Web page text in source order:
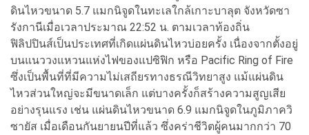
ดินไหวขนาด 5.7 แมกนิจูดในทะเลใกล้เกาะบาลุต จังหวัดซา
รังกานีเมื่อเวลาประมาณ 22:52 น. ตามเวลาท้องถิ่น
ฟิลิปปินส์เป็นประเทศที่เกิดแผ่นดินไหวบ่อยครั้ง เนื่องจากตั้งอยู่
บนแนววงแหวนแห่งไฟของแปซิฟิก หรือ Pacific Ring of Fire
ซึ่งเป็นพื้นที่ที่มีความไม่เสถียรทางธรณีวิทยาสูง แม้แผ่นดิน
ไหวส่วนใหญ่จะมีขนาดเล็ก แต่บางครั้งก็สร้างความสูญเสีย
อย่างรุนแรง เช่น แผ่นดินไหวขนาด 6.9 แมกนิจูดในภูมิภาควิ
ซายัส เมื่อเดือนกันยายนปีที่แล้ว ซึ่งคร่าชีวิตผู้คนมากกว่า 70